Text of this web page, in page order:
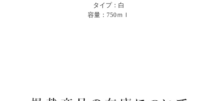
タイプ：白
容量：750ｍｌ